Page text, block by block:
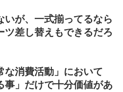
いが、一式揃ってるなら
ツ差し替えもできるだろ
な消費活動」において
事」だけで十分価値があ